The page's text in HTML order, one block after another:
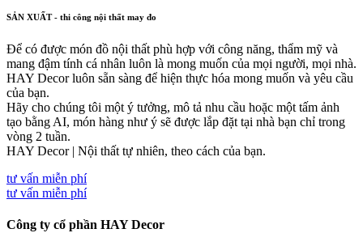
SẢN XUẤT - thi công nội thất may đo
Để có được món đồ nội thất phù hợp với công năng, thẩm mỹ và
mang đậm tính cá nhân luôn là mong muốn của mọi người, mọi nhà.
HAY Decor luôn sẵn sàng để hiện thực hóa mong muốn và yêu cầu
của bạn.
Hãy cho chúng tôi một ý tưởng, mô tả nhu cầu hoặc một tấm ảnh
tạo bằng AI, món hàng như ý sẽ được lắp đặt tại nhà bạn chỉ trong
vòng 2 tuần.
HAY Decor | Nội thất tự nhiên, theo cách của bạn.
tư vấn miễn phí
tư vấn miễn phí
Công ty cổ phần HAY Decor